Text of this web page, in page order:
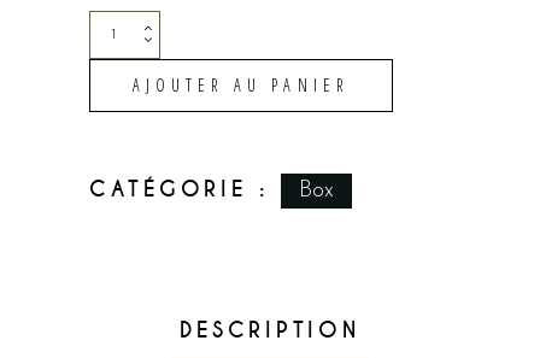
33cl
quantity
Coffret
Jeu
quantity
AJOUTER AU PANIER
CATÉGORIE : Box
DESCRIPTION